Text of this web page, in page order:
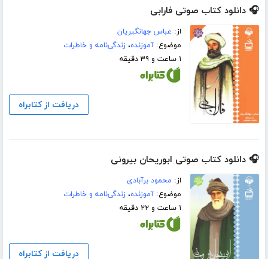
🎧 دانلود کتاب صوتی فارابی
از: عباس جهانگیریان
موضوع:آموزنده،زندگی‌نامه و خاطرات
۱ ساعت و ۳۹ دقیقه
دریافت از کتابراه
🎧 دانلود کتاب صوتی ابوریحان بیرونی
از: محمود برآبادی
موضوع:آموزنده،زندگی‌نامه و خاطرات
۱ ساعت و ۲۲ دقیقه
دریافت از کتابراه